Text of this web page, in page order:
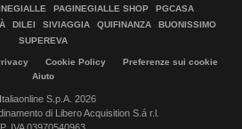
PAGINEGIALLE SHOP
PGCASA
DILEI SIVIAGGIA QUIFINANZA
BUONISSIMO
SUPEREVA
Cookie Policy
Preferenze sui cookie
Aiuto
S.p.A. 2026
di Libero Acquisition S.á r.l.